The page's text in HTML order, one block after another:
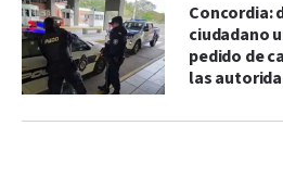
Concordia:
ciudadano
pedido de
las